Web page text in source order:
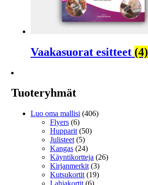
Vaakasuorat esitteet (4)
Tuoteryhmät
Luo oma mallisi (406)
Flyers (6)
Hupparit (50)
Julisteet (5)
Kangas (24)
Käyntikortteja (26)
Kirjanmerkit (3)
Kutsukortit (19)